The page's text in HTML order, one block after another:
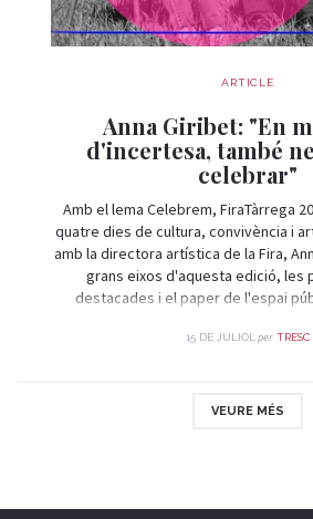
ARTICLE
Anna Giribet: "En
d'incertesa, també
celebrar"
Amb el lema Celebrem, FiraTàrrega
quatre dies de cultura, convivència i
amb la directora artística de la Fira,
grans eixos d'aquesta edició, les
destacades i el paper de l'espai
15 DE JULIOL per TRESC
VEURE MÉS